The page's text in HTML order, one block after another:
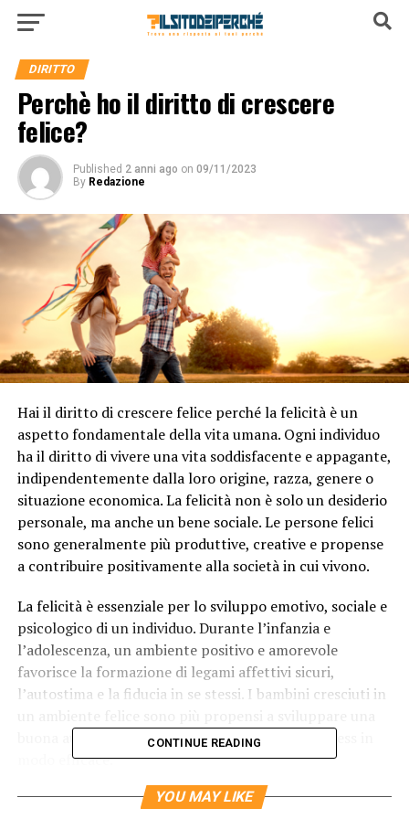
DIRITTO
Perchè ho il diritto di crescere
felice?
Published 2 anni ago on 09/11/2023
By Redazione
Hai il diritto di crescere felice perché la felicità è un
aspetto fondamentale della vita umana. Ogni individuo
ha il diritto di vivere una vita soddisfacente e appagante,
indipendentemente dalla loro origine, razza, genere o
situazione economica. La felicità non è solo un desiderio
personale, ma anche un bene sociale. Le persone felici
sono generalmente più produttive, creative e propense
a contribuire positivamente alla società in cui vivono.
La felicità è essenziale per lo sviluppo emotivo, sociale e
psicologico di un individuo. Durante l’infanzia e
l’adolescenza, un ambiente positivo e amorevole
favorisce la formazione di legami affettivi sicuri,
l’autostima e la fiducia in se stessi. I bambini cresciuti in
buona autoregolazione emotiva e a gestire lo stress in
modo efficace.
Inoltre, la felicità ha anche un impatto significativo
CONTINUE READING
YOU MAY LIKE